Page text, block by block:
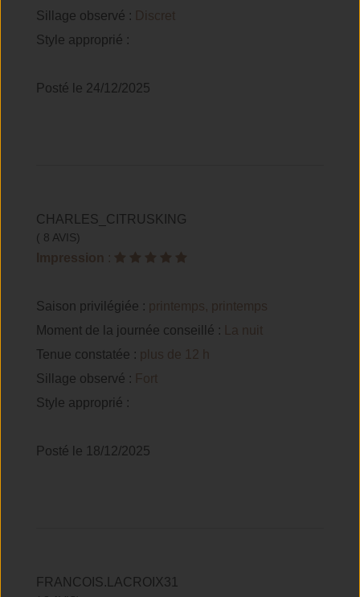
Sillage observé : Discret
Style approprié :
Posté le 24/12/2025
CHARLES_CITRUSKING
( 8 AVIS)
Impression :
Saison privilégiée : printemps, printemps
Moment de la journée conseillé :
La nuit
Tenue constatée : plus de 12 h
Sillage observé : Fort
Style approprié :
Posté le 18/12/2025
FRANCOIS.LACROIX31